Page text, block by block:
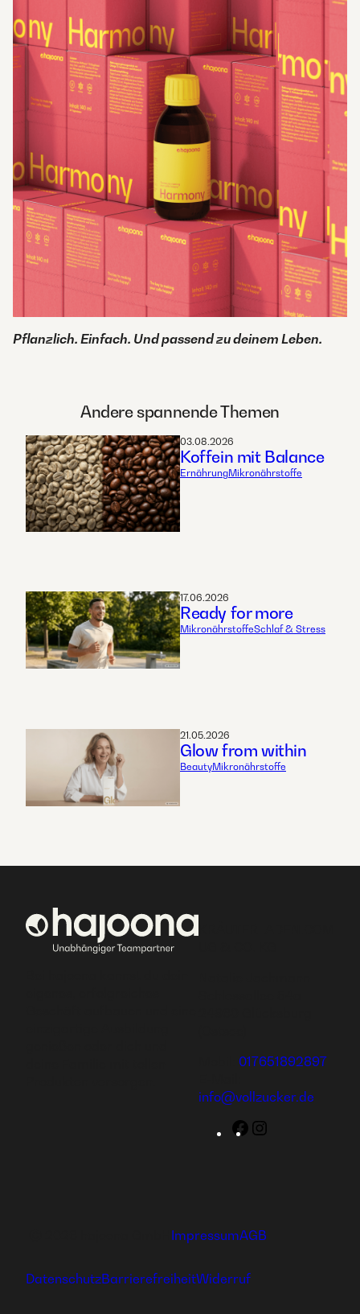
Pflanzlich. Einfach. Und passend zu deinem Leben.
Andere spannende Themen
03.08.2026
Koffein mit Balance
ErnährungMikronährstoffe
17.06.2026
Ready for more
MikronährstoffeSchlaf & Stress
21.05.2026
Glow from within
BeautyMikronährstoffe
017651892897
info@vollzucker.de
Facebook
ImpressumAGB
DatenschutzBarrierefreiheitWiderruf